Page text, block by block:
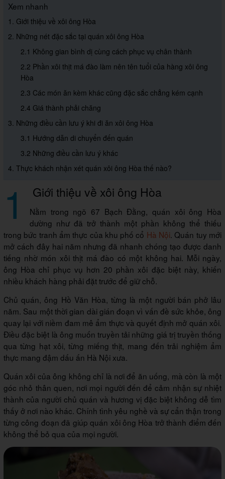
Xem nhanh
1. Giới thiệu về xôi ông Hòa
2. Những nét đặc sắc tại quán xôi ông Hòa
2.1 Không gian bình dị cùng cách phục vụ chân thành
2.2 Phần xôi thịt má đào làm nên tên tuổi của hàng xôi ông
Hòa
2.3 Các món ăn kèm khác cũng đặc sắc chẳng kém cạnh
2.4 Giá thành phải chăng
3. Những điều cần lưu ý khi đi ăn xôi ông Hòa
3.1 Hướng dẫn di chuyển đến quán
3.2 Những điều cần lưu ý khác
4. Thực khách nhận xét quán xôi ông Hòa thế nào?
1 Giới thiệu về xôi ông Hòa
Nằm trong ngõ 67 Bạch Đằng, quán xôi ông Hòa
dường như đã trở thành một phần không thể thiếu
trong bức tranh ẩm thực của khu phố cổ Hà Nội. Quán tuy mới
mở cách đây hai năm nhưng đã nhanh chóng tạo được danh
tiếng nhờ món xôi thịt má đào có một không hai. Mỗi ngày,
ông Hòa chỉ phục vụ hơn 20 phần xôi đặc biệt này, khiến
nhiều khách hàng phải đặt trước để giữ chỗ.
Chủ quán, ông Hồ Văn Hòa, từng là một người bán phở lâu
năm. Sau một thời gian dài gián đoạn vì vấn đề sức khỏe, ông
quay lại với niềm đam mê ẩm thực và quyết định mở quán xôi.
Điều đặc biệt là ông muốn truyền tải những giá trị truyền thống
qua từng hạt xôi, từng miếng thịt, mang đến trải nghiệm ẩm
thực mang đậm dấu ấn Hà Nội xưa.
Quán xôi của ông không chỉ là nơi để ăn uống, mà còn là một
góc nhỏ thân quen, nơi mọi người đến để cảm nhận sự nhiệt
thành của người chủ quán và hương vị đặc biệt không dễ tìm
thấy ở nơi nào khác. Chính tình yêu nghề và sự cẩn thận trong
từng công đoạn đã giúp quán xôi ông Hòa trở thành điểm đến
không thể bỏ qua của mọi người.